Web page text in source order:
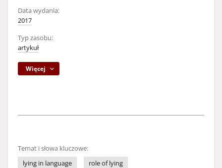
Data wydania:
2017
Typ zasobu:
artykuł
Więcej
Temat i słowa kluczowe:
lying in language
role of lying